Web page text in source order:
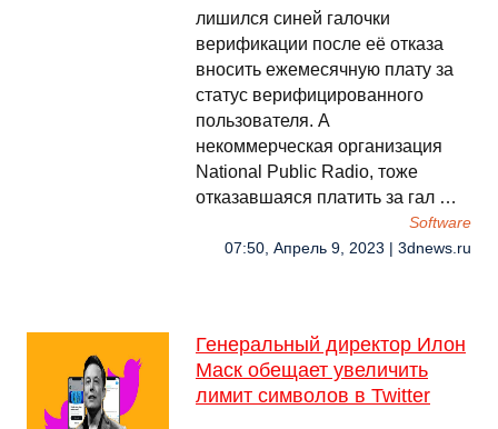
лишился синей галочки
верификации после её отказа
вносить ежемесячную плату за
статус верифицированного
пользователя. А
некоммерческая организация
National Public Radio, тоже
отказавшаяся платить за гал …
Software
07:50, Апрель 9, 2023 | 3dnews.ru
Генеральный директор Илон
Маск обещает увеличить
лимит символов в Twitter